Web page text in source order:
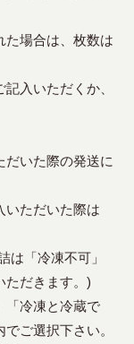
た場合は、枚数は
入いただくか、
だいた際の発送に
いただいた際は
「冷凍不可」
ただきます。)
「冷凍と冷蔵で
ご選択下さい。